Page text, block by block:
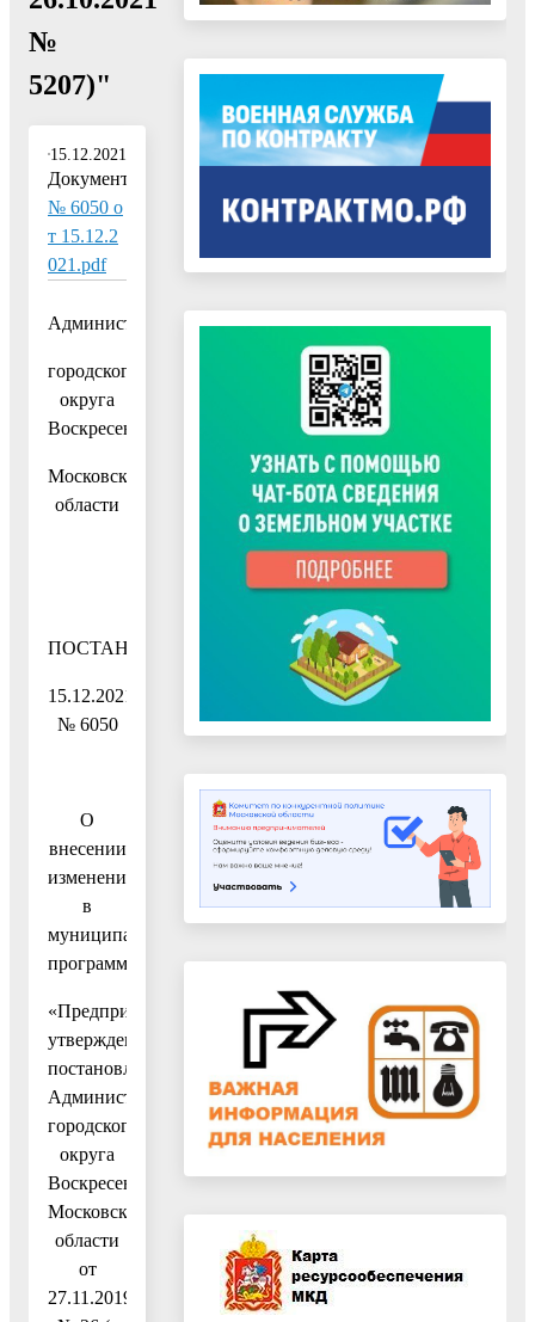
№
5207)"
15.12.2021
Документ:
№ 6050 о
т 15.12.2
021.pdf
Администрация
городского
округа
Воскресенск
Московской
области
ПОСТАНОВЛЕНИЕ
15.12.2021
№ 6050
О
внесении
изменений
в
муниципальную
программу
«Предпринимательство»,
утвержденную
постановлением
Администрации
городского
округа
Воскресенск
Московской
области
от
27.11.2019